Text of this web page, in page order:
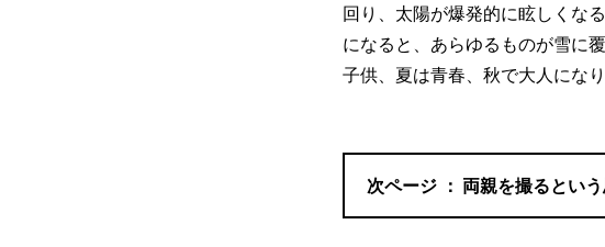
回り、太陽が爆発的に眩しくな
になると、あらゆるものが雪に
子供、夏は青春、秋で大人にな
両親を撮るとい